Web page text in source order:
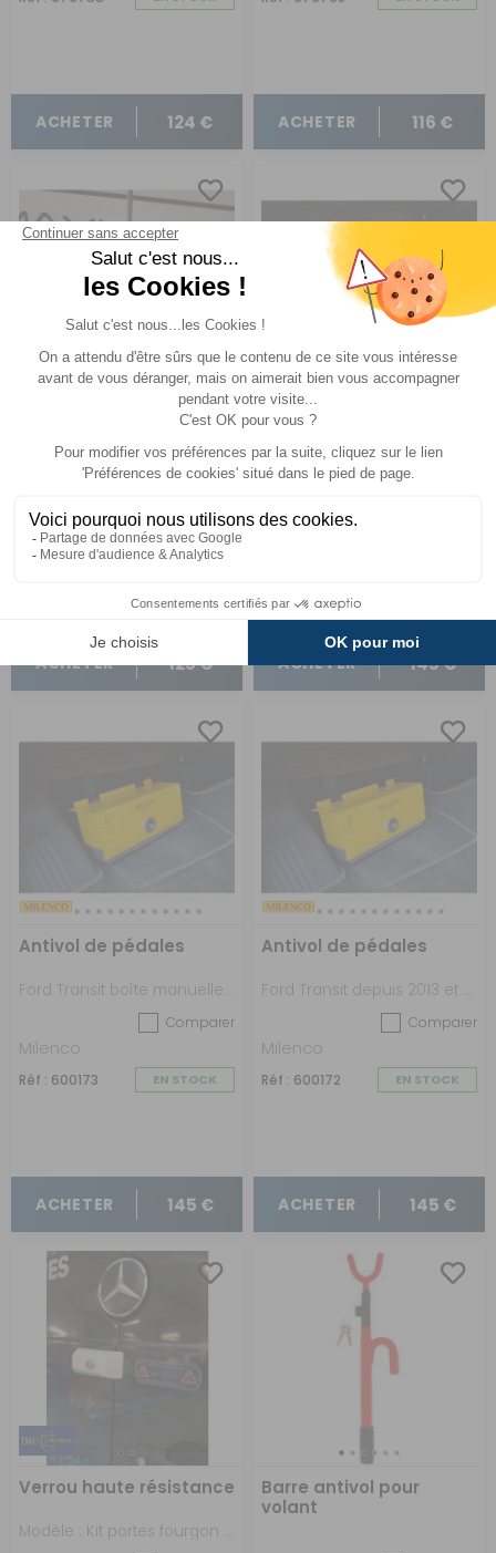
ACHETER 124 € ACHETER 116 €
Verrou haute résistance
Modèle : Porte de fourgon 1T
Comparer
Réf : 979756 EN STOCK
ACHETER 125 €
Antivol de pédales
Comparer
ACHETER 145 €
Antivol de pédales
Comparer
Milenco
Réf : 600173 EN STOCK
ACHETER 145 €
Antivol de pédales
Comparer
Milenco
Réf : 600172 EN STOCK
ACHETER 145 €
Verrou haute résistance
Barre antivol pour
volant